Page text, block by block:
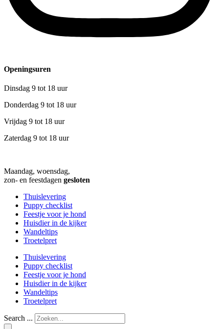
Openingsuren
Dinsdag 9 tot 18 uur
Donderdag 9 tot 18 uur
Vrijdag 9 tot 18 uur
Zaterdag 9 tot 18 uur
Maandag, woensdag,
zon- en feestdagen gesloten
Thuislevering
Puppy checklist
Feestje voor je hond
Huisdier in de kijker
Wandeltips
Troetelpret
Thuislevering
Puppy checklist
Feestje voor je hond
Huisdier in de kijker
Wandeltips
Troetelpret
Search ...